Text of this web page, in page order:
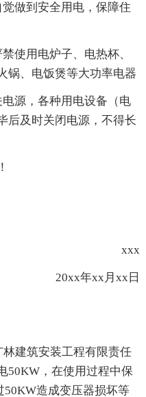
做到安全用电，保障住
使用电炉子、电热杯、
锅、电饭煲等大功率电器
源，各种用电设备（电
后及时关闭电源，不得长
xxx
20xx年xx月xx日
建筑安装工程有限责任
50KW，在使用过程中保
造成变压器损坏等